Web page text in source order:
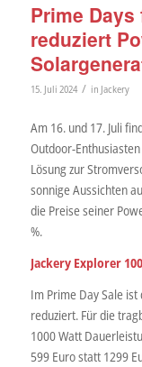
Prime
reduziert
15. Juli 2024 / in Jackery
Am 16. und 17. Juli
Outdoor-
Lösung zur
sonnige Aussichten
die Preise seiner
%.
Jackery Explorer
Im Prime Day Sale ist
reduziert. Für die
1000 Watt
599 Euro statt 1299